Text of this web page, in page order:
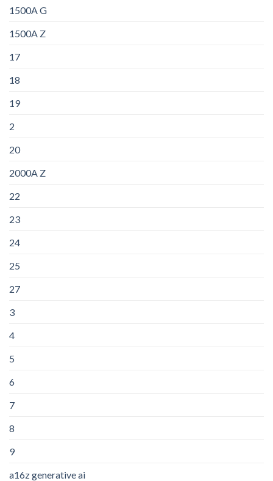
1500A G
1500A Z
17
18
19
2
20
2000A Z
22
23
24
25
27
3
4
5
6
7
8
9
a16z generative ai